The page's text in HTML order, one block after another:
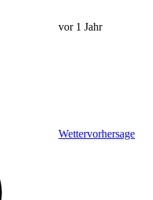
vor 1 Jahr
Wettervorhersage